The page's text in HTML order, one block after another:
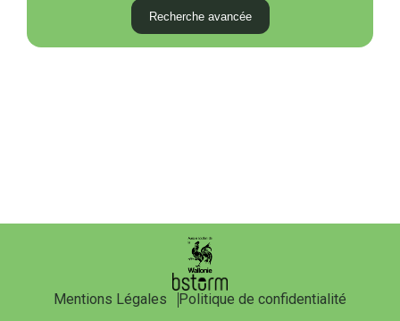
Recherche avancée
Mentions Légales Politique de confidentialité